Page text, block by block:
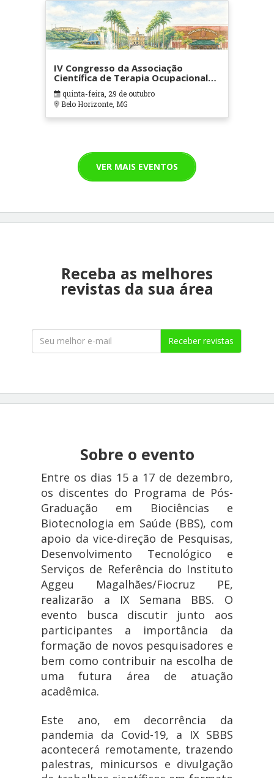
IV Congresso da Associação
Científica de Terapia Ocupacional
em Contextos Hospitalares e
Cuidados Paliativos - ATOHOSP
quinta-feira, 29 de outubro
Belo Horizonte, MG
VER MAIS EVENTOS
Receba as melhores
revistas da sua área
Receber revistas
Sobre o evento
Entre os dias 15 a 17 de dezembro,
os discentes do Programa de Pós-
Graduação em Biociências e
Biotecnologia em Saúde (BBS), com
apoio da vice-direção de Pesquisas,
Desenvolvimento Tecnológico e
Serviços de Referência do Instituto
Aggeu Magalhães/Fiocruz PE,
realizarão a IX Semana BBS. O
evento busca discutir junto aos
participantes a importância da
formação de novos pesquisadores e
bem como contribuir na escolha de
uma futura área de atuação
acadêmica.
Este ano, em decorrência da
pandemia da Covid-19, a IX SBBS
acontecerá remotamente, trazendo
palestras, minicursos e divulgação